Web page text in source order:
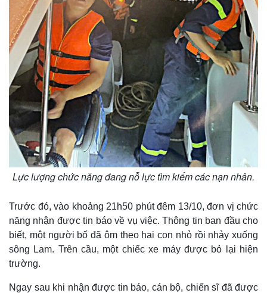
Lực lượng chức năng đang nỗ lực tìm kiếm các nạn nhân.
Trước đó, vào khoảng 21h50 phút đêm 13/10, đơn vị chức
năng nhận được tin báo về vụ việc. Thông tin ban đầu cho
biết, một người bố đã ôm theo hai con nhỏ rồi nhảy xuống
sông Lam. Trên cầu, một chiếc xe máy được bỏ lại hiện
trường.
Ngay sau khi nhận được tin báo, cán bộ, chiến sĩ đã được